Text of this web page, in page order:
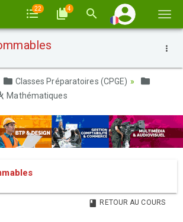
la
22 4
Classes Préparatoires (CPGE)
Mathématiques
RETOUR AU COURS